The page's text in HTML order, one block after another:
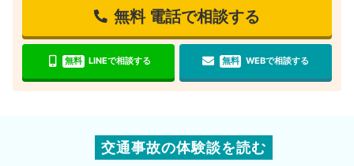
無料 電話で相談する
無料 LINEで相談する 無料 WEBで相談する
交通事故の体験談を読む